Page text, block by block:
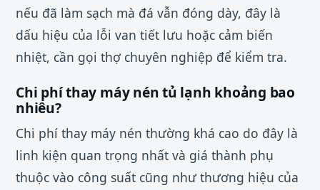
nếu đã làm sạch mà đá vẫn đóng dày, đây là
dấu hiệu của lỗi van tiết lưu hoặc cảm biến
nhiệt, cần gọi thợ chuyên nghiệp để kiểm tra.
Chi phí thay máy nén tủ lạnh khoảng bao
nhiêu?
Chi phí thay máy nén thường khá cao do đây là
linh kiện quan trọng nhất và giá thành phụ
thuộc vào công suất cũng như thương hiệu của